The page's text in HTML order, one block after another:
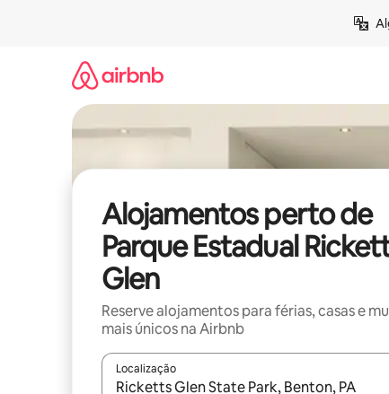
Alojamentos perto de
Parque Estadual
Glen
Reserve alojamentos para férias, casas e
mais únicos na Airbnb
Localização
Quando os resultados estiverem disponíveis,